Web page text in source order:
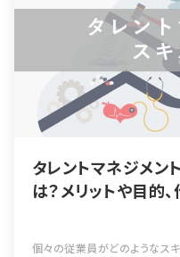
タレントマネジメン
は？メリットや目的
個々の従業員がどのようなス